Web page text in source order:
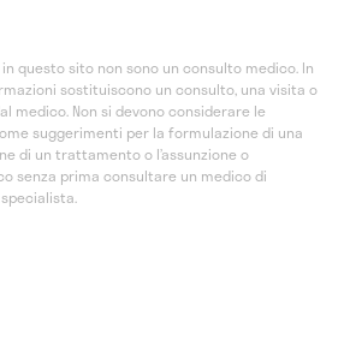
questo sito non sono un consulto medico. In
sostituiscono un consulto, una visita o
medico. Non si devono considerare le
suggerimenti per la formulazione di una
di un trattamento o l’assunzione o
senza prima consultare un medico di